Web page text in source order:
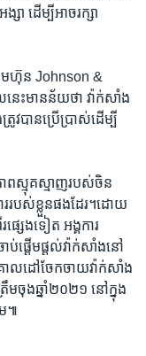
ា ដើម្បីអាច​រក្សា
រុមហ៊ុន Johnson &
េះ​មាន​ន័យ​ថា វ៉ាក់សាំង​
បាន​ប្រើប្រាស់​ដើម្បី​
ាព​ស្មុគស្មាញ​របស់​ចិន
របស់​ខ្លួន​ផង​ដែរ។​ដោយ​
សេង​ទៀត អង្គការ
ប់ផ្តើម​ផ្តល់​វ៉ាក់សាំង​នៅ​
ោលដៅ​ចែកចាយ​វ៉ាក់សាំង​
ចុង​ឆ្នាំ២០២១ នៅ​ក្នុង​
៕